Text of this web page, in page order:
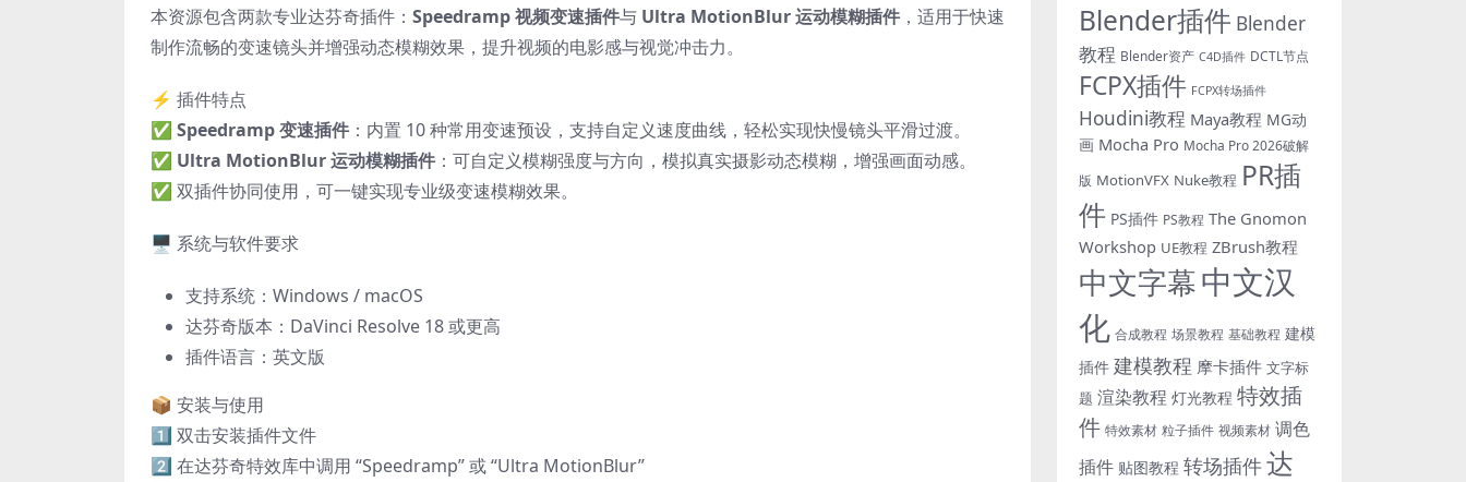
本资源包含两款专业达芬奇插件： Speedramp 视频变速插件与 Ultra MotionBlur 运动模糊插件 ，适用于快速
制作流畅的变速镜头并增强动态模糊效果，提升视频的电影感与视觉冲击力。
⚡ 插件特点
✅ Speedramp 变速插件 ：内置 10 种常用变速预设，支持自定义速度曲线，轻松实现快慢镜头平滑过渡。
✅ Ultra MotionBlur 运动模糊插件 ：可自定义模糊强度与方向，模拟真实摄影动态模糊，增强画面动感。
✅ 双插件协同使用，可一键实现专业级变速模糊效果。
🖥️ 系统与软件要求
支持系统：Windows / macOS
达芬奇版本：DaVinci Resolve 18 或更高
插件语言：英文版
📦 安装与使用
1️⃣ 双击安装插件文件
2️⃣ 在达芬奇特效库中调用 “Speedramp” 或 “Ultra MotionBlur”
Blender插件 Blender
教程 Blender资产 C4D插件 DCTL节点
FCPX插件 FCPX转场插件
Houdini教程 Maya教程 MG动
画 Mocha Pro Mocha Pro 2026破解
版 MotionVFX Nuke教程 PR插
件 PS插件 PS教程 The Gnomon
Workshop UE教程 ZBrush教程
中文字幕中文汉
化 合成教程 场景教程 基础教程 建模
插件 建模教程 摩卡插件 文字标
题 渲染教程 灯光教程 特效插
件 特效素材 粒子插件 视频素材 调色
插件 贴图教程 转场插件达